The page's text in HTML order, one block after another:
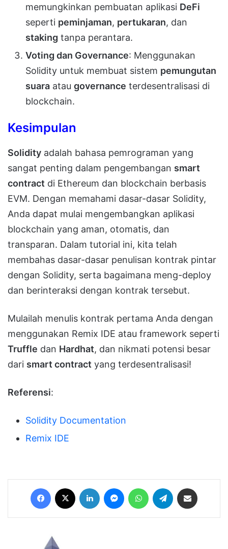
memungkinkan pembuatan aplikasi DeFi
seperti peminjaman, pertukaran, dan
staking tanpa perantara.
Voting dan Governance: Menggunakan
Solidity untuk membuat sistem pemungutan
suara atau governance terdesentralisasi di
blockchain.
Kesimpulan
Solidity adalah bahasa pemrograman yang
sangat penting dalam pengembangan smart
contract di Ethereum dan blockchain berbasis
EVM. Dengan memahami dasar-dasar Solidity,
Anda dapat mulai mengembangkan aplikasi
blockchain yang aman, otomatis, dan
transparan. Dalam tutorial ini, kita telah
membahas dasar-dasar penulisan kontrak pintar
dengan Solidity, serta bagaimana meng-deploy
dan berinteraksi dengan kontrak tersebut.
Mulailah menulis kontrak pertama Anda dengan
menggunakan Remix IDE atau framework seperti
Truffle dan Hardhat, dan nikmati potensi besar
dari smart contract yang terdesentralisasi!
Referensi:
Solidity Documentation
Remix IDE
Facebook LinkedIn MessengerWhatsAppTelegram